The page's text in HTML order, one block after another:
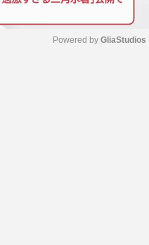
Powered by GliaStudios